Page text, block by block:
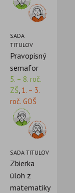
SADA
TITULOV
Pravopisný
semafor
5. – 8. roč.
ZŠ,1. – 3.
roč. GOŠ
SADA TITULOV
Zbierka
úloh z
matematiky